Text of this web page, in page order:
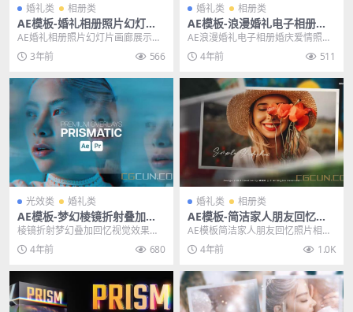
婚礼类 相册类
AE模板-婚礼相册照片幻灯片
画廊展示模板 Wedding Slide
show
AE婚礼相册照片幻灯片画廊展示模
板 Wedding Slideshow 其他推荐...
3年前 566
婚礼类 相册类
AE模板-浪漫婚礼电子相册婚
庆爱情照片片头介绍动画模板
AE浪漫婚礼电子相册婚庆爱情照片
片头介绍动画模板 其他推荐: AE模
板-梦幻棱镜...
4年前 511
光效类 婚礼类
AE模板-梦幻棱镜折射叠加回
忆婚礼视觉特效模板
棱镜折射梦幻叠加回忆视觉效果特
效AE模板 标签：棱镜，棱镜,社交,
运动,婚礼 其...
4年前 680
婚礼类 相册类
AE模板-简洁家人朋友回忆照
片相册幻灯片模板 Simple Sli
deshow
AE模板简洁家人朋友回忆照片相册
幻灯片模板 Simple Slideshow 标...
4年前 1.0K